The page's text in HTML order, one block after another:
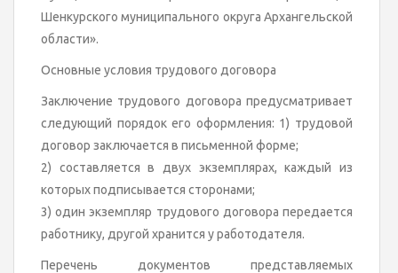
Шенкурского муниципального округа Архангельской
области».
Основные условия трудового договора
Заключение трудового договора предусматривает
следующий порядок его оформления: 1) трудовой
договор заключается в письменной форме;
2) составляется в двух экземплярах, каждый из
которых подписывается сторонами;
3) один экземпляр трудового договора передается
работнику, другой хранится у работодателя.
Перечень документов представляемых